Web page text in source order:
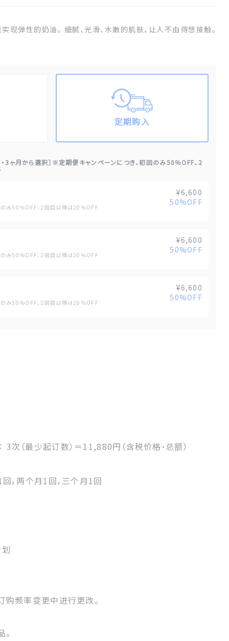
现弹性的奶油。 细腻、光滑、水嫩的肌肤，让人不由得想接触。
定期购入
3ヶ月から選択］※定期便キャンペーンにつき、初回のみ50％OFF、2
のみ50％OFF、2回目以降は20％OFF
¥6,600
50%OFF
のみ50％OFF、2回目以降は20％OFF
¥6,600
50%OFF
のみ50％OFF、2回目以降は20％OFF
¥6,600
50%OFF
（最少起订数）＝11,880円（含税价格・总额）
，两个月1回，三个月1回
频率变更中进行更改。